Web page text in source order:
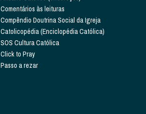
Comentários às leituras
Compêndio Doutrina Social da Igreja
Catolicopédia (Enciclopédia Católica)
SOS Cultura Católica
Click to Pray
Passo a rezar